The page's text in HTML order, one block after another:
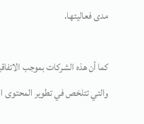
مدى فعاليتها.
كما أن هذه الشركات بموجب
والتي تتلخص في تطوير المحتوى